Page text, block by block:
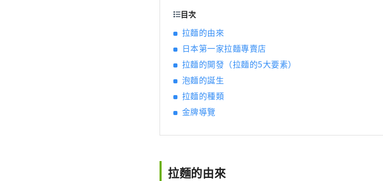
目次
拉麵的由來
日本第一家拉麵專賣店
拉麵的開發（拉麵的5大要素）
泡麵的誕生
拉麵的種類
金牌導覽
拉麵的由來